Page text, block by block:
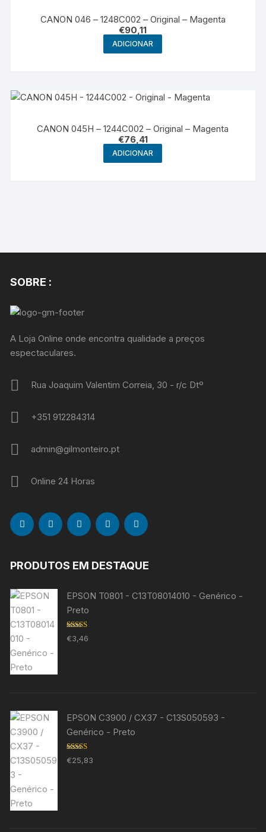
CANON 046 – 1248C002 – Original – Magenta
€90,11
ADICIONAR
CANON 045H – 1244C002 – Original – Magenta
€76,41
ADICIONAR
SOBRE :
A Loja Online onde encontra qualidade a preços
espectaculares.
Rua Joaquim Valentim Correia, 30 - r/c Dtº
+351 912284314
admin@gilmonteiro.pt
Online 24 Horas
PRODUTOS EM DESTAQUE
EPSON T0801 - C13T08014010 - Genérico -
Preto
Avaliação
5.00 de 5
€3,46
EPSON C3900 / CX37 - C13S050593 -
Genérico - Preto
Avaliação
5.00de 5
€25,83